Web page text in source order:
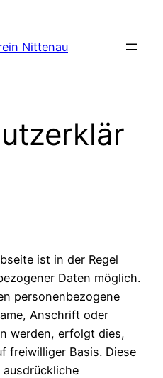
Nittenau
ist in der Regel
Daten möglich.
personenbezogene
Anschrift oder
werden, erfolgt dies,
freiwilliger Basis. Diese